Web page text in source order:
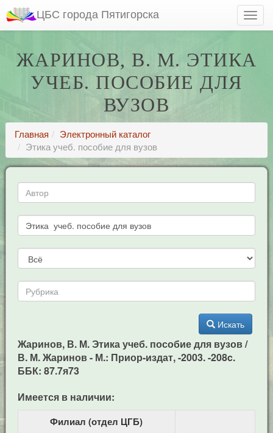
ЦБС города Пятигорска
ЖАРИНОВ, В. М. ЭТИКА
УЧЕБ. ПОСОБИЕ ДЛЯ
ВУЗОВ
Главная
Электронный каталог
Этика учеб. пособие для вузов
Искать
Жаринов, В. М. Этика учеб. пособие для вузов /
В. М. Жаринов - М.: Приор-издат, -2003. -208c.
ББК: 87.7я73
Имеется в наличии:
Филиал (отдел ЦГБ)